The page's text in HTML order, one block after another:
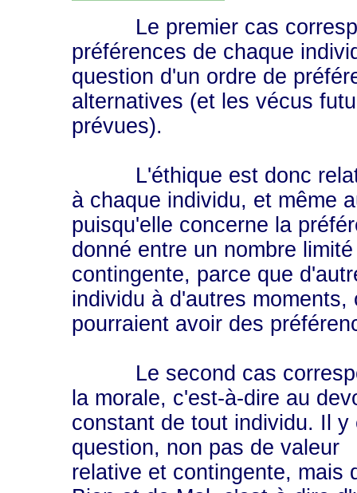
Le premier cas
préférences de chaque
question d'un ordre de
alternatives (et les vécus
prévues).
L'éthique est donc
à chaque individu, et même
puisqu'elle concerne la
donné entre un nombre
contingente, parce que
individu à d'autres
pourraient avoir des
Le second cas
la morale, c'est-à-dire au
constant de tout individu. Il y
question, non pas de valeur
relative et contingente, mais